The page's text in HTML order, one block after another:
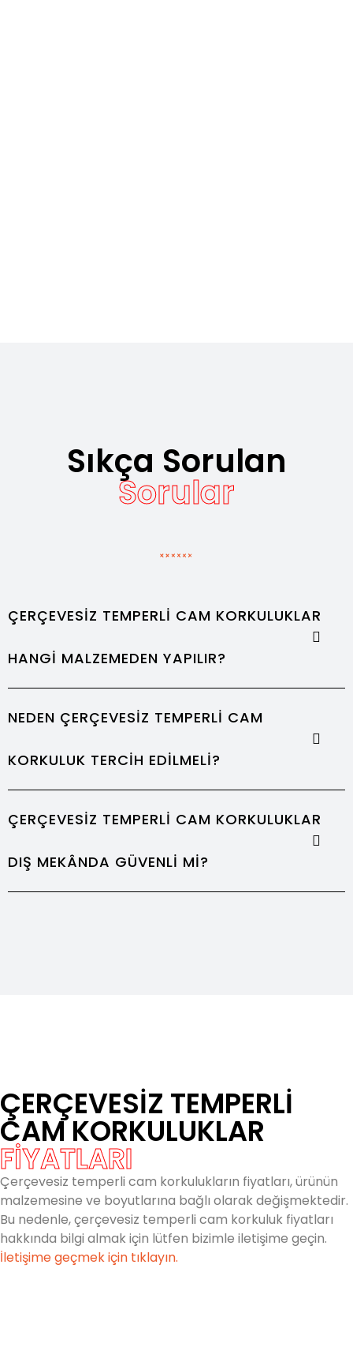
Sıkça Sorulan
Sorular
ÇERÇEVESIZ TEMPERLI CAM KORKULUKLAR
HANGI MALZEMEDEN YAPILIR?
NEDEN ÇERÇEVESIZ TEMPERLI CAM
KORKULUK TERCIH EDILMELI?
ÇERÇEVESIZ TEMPERLI CAM KORKULUKLAR
DIŞ MEKÂNDA GÜVENLI MI?
ÇERÇEVESIZ TEMPERLI
CAM KORKULUKLAR
FİYATLARI
Çerçevesiz temperli cam korkulukların fiyatları, ürünün
malzemesine ve boyutlarına bağlı olarak değişmektedir.
Bu nedenle, çerçevesiz temperli cam korkuluk fiyatları
hakkında bilgi almak için lütfen bizimle iletişime geçin.
İletişime geçmek için tıklayın.